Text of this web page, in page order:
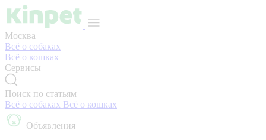
Москва
Всё о собаках
Всё о кошках
Сервисы
Поиск по статьям
Всё о собаках Всё о кошках
Объявления